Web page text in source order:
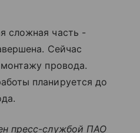
сложная часть -
Сейчас
монтажу провода.
планируется до
пресс-службой ПАО